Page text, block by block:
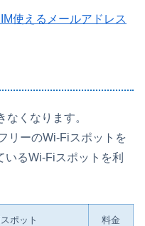
使えるメールアドレス
くなります。
リーのWi-Fiスポットを
るWi-Fiスポットを利
ポット 料金